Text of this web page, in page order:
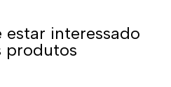
interessado
produtos